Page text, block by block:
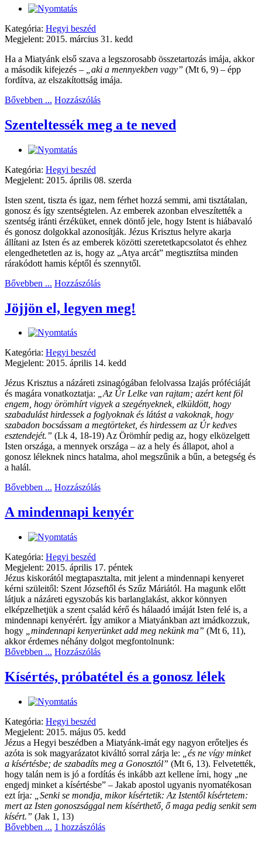
Kategória: Hegyi beszéd
Megjelent: 2015. március 31. kedd
Ha a Miatyánk első szava a legszorosabb összetartozás imája, akkor
a második kifejezés –
aki a mennyekben vagy” (Mt 6, 9) – épp
fordítva, az elszakítottság imája.
Bővebben ... Hozzászólás
Szenteltessék meg a te neved
Kategória: Hegyi beszéd
Megjelent: 2015. április 08. szerda
Isten szent, tiszta és igaz, nem férhet hozzá semmi, ami tisztátalan,
gonosz és így szentségtelen. Az emberek azonban elveszítették a
szentség iránti érzéküket, ennek döntő jele, hogy Istent is hiábavaló
és gonosz dolgokkal azonosítják. Jézus Krisztus helyre akarja
állítani az Isten és az emberek közötti szeretetkapcsolatot és ehhez
elengedhetetlen az is, hogy az „Atya arcát” megtisztítsa minden
rárakódott hamis képtől és szennytől.
Bővebben ... Hozzászólás
Jöjjön el, legyen meg!
Kategória: Hegyi beszéd
Megjelent: 2015. április 14. kedd
Jézus Krisztus a názáreti zsinagógában felolvassa Izajás próféciáját
és magára vonatkoztatja: „Az Úr Lelke van rajtam; azért kent föl
engem, hogy örömhírt vigyek a szegényeknek, elküldött, hogy
szabadulást hirdessek a foglyoknak és látást a vakoknak, hogy
szabadon bocsássam a megtörteket, és hirdessem az Úr kedves
esztendejét.” (Lk 4, 18-19) Az Örömhír pedig az, hogy elközelgett
Isten országa, a mennyek országa – az a hely és állapot, ahol a
gonosz léleknek nincs hatalma, ahol megszűnik a bűn, a betegség és
a halál.
Bővebben ... Hozzászólás
A mindennapi kenyér
Kategória: Hegyi beszéd
Megjelent: 2015. április 17. péntek
Jézus kiskorától megtapasztalta, mit jelent a mindennapi kenyeret
kérni szüleitől: Szent Józseftől és Szűz Máriától. Ha magunk előtt
látjuk a názáreti egyszobás kis barlanglakást, akkor könnyen
elképzelhetjük a szent család kérő és hálaadó imáját Isten felé is, a
mindennapi kenyérért. Így amikor a Miatyánkban azt imádkozzuk,
hogy
„mindennapi kenyerünket add meg nekünk ma” (Mt 6, 11),
akkor érdemes néhány dolgot megfontolnunk:
Bővebben ... Hozzászólás
Kísértés, próbatétel és a gonosz lélek
Kategória: Hegyi beszéd
Megjelent: 2015. május 05. kedd
Jézus a Hegyi beszédben a Miatyánk-imát egy nagyon erőteljes és
azóta is sok magyarázatot kiváltó sorral zárja le:
és ne vígy minket
a kísértésbe; de szabadíts meg a Gonosztól” (Mt 6, 13). Felvetették,
hogy talán nem is jó a fordítás és inkább azt kellene írni, hogy „ne
engedj minket a kísértésbe” – Jakab apostol ugyanis nyomatékosan
ezt írja:
Senki se mondja, mikor kísértetik: Az Istentől kísértetem:
mert az Isten gonoszsággal nem kísérthető, ő maga pedig senkit sem
kísért.” (Jak 1, 13)
Bővebben ... 1 hozzászólás